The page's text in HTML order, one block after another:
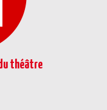
théâtre